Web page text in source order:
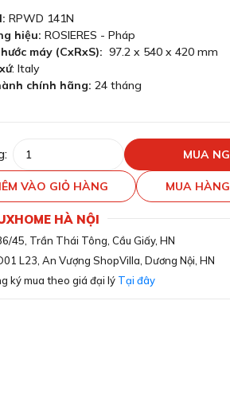
RPWD 141N
hiệu: ROSIERES - Pháp
máy (CxRxS): 97.2 x 540 x 420 mm
: Italy
chính hãng: 24 tháng
MUA
VÀO GIỎ HÀNG MUA
HÀ NỘI
45, Trần Thái Tông, Cầu Giấy, HN
L23, An Vượng ShopVilla, Dương Nội, HN
ký mua theo giá đại lý Tại đây